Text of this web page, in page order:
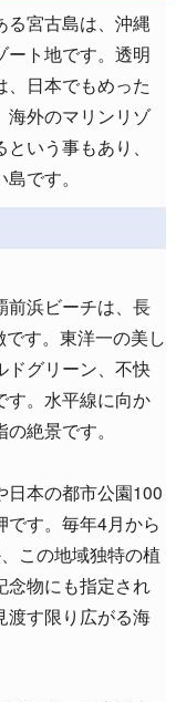
る宮古島は、沖縄
ート地です。透明
、日本でもめった
海外のマリンリゾ
いう事もあり、
です。
前浜ビーチは、長
す。東洋一の美し
ドグリーン、不快
す。水平線に向か
絶景です。
日本の都市公園100
す。毎年4月から
この地域独特の植
念物にも指定され
渡す限り広がる海